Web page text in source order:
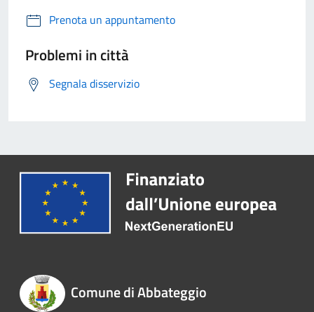
Prenota un appuntamento
Problemi in città
Segnala disservizio
Comune di Abbateggio